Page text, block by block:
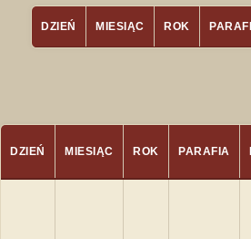
DZIEŃ MIESIĄC ROK
DZIEŃ MIESIĄC ROK PARAFIA